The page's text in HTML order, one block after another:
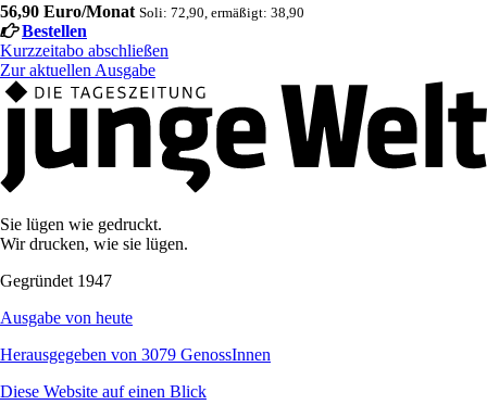
56,90 Euro/Monat Soli: 72,90, ermäßigt: 38,90
Bestellen
Kurzzeitabo abschließen
Zur aktuellen Ausgabe
Sie lügen wie gedruckt.
Wir drucken, wie sie lügen.
Gegründet 1947
Ausgabe von heute
Herausgegeben von 3079 GenossInnen
Diese Website auf einen Blick